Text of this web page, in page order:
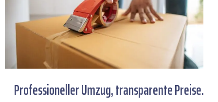
Professioneller Umzug, transparente Preise.